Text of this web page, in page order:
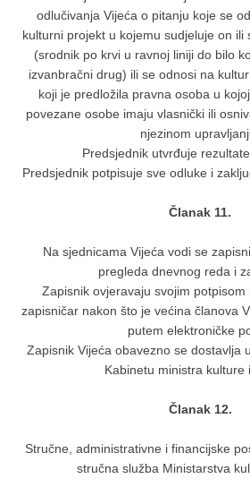
odlučivanja Vijeća o pitanju koje se
kulturni projekt u kojemu sudjeluje on ili
(srodnik po krvi u ravnoj liniji do bilo
izvanbračni drug) ili se odnosi na
koji je predložila pravna osoba u
povezane osobe imaju vlasnički ili
njezinom
Predsjednik utvrđuje
Predsjednik potpisuje sve odluke i
Članak 11.
Na sjednicama Vijeća vodi se
pregleda dnevnog reda i
Zapisnik ovjeravaju svojim potpisom
zapisničar nakon što je većina članova
putem elektroničke
Zapisnik Vijeća obavezno se dostavlja
Kabinetu ministra kulture
Članak 12.
Stručne, administrativne i financijske
stručna služba Ministarstva